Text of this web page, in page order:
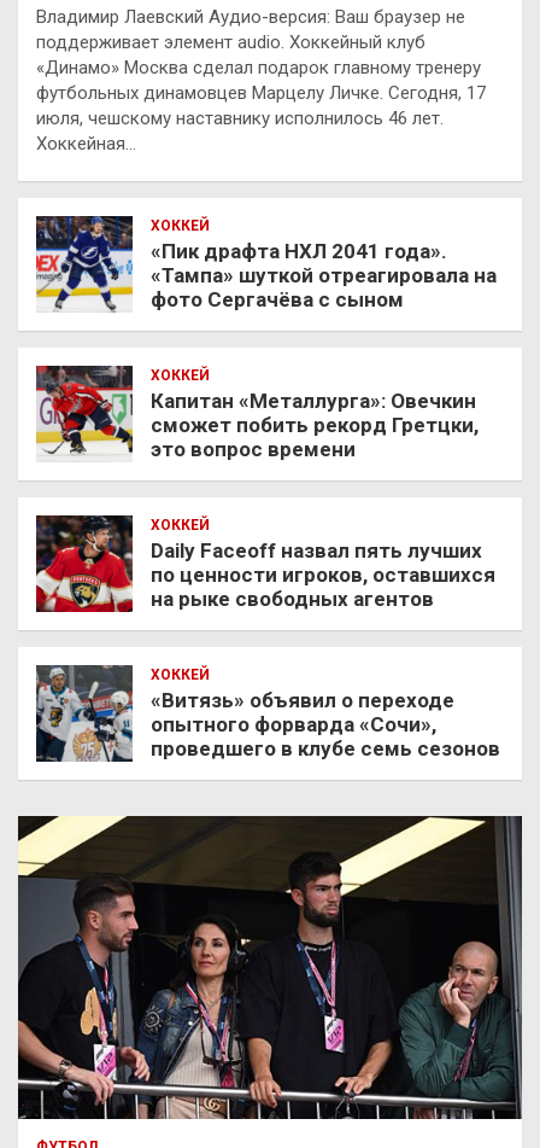
Владимир Лаевский Аудио-версия: Ваш браузер не
поддерживает элемент audio. Хоккейный клуб
«Динамо» Москва сделал подарок главному тренеру
футбольных динамовцев Марцелу Личке. Сегодня, 17
июля, чешскому наставнику исполнилось 46 лет.
Хоккейная…
ХОККЕЙ
«Пик драфта НХЛ 2041 года».
«Тампа» шуткой отреагировала на
фото Сергачёва с сыном
ХОККЕЙ
Капитан «Металлурга»: Овечкин
сможет побить рекорд Гретцки,
это вопрос времени
ХОККЕЙ
Daily Faceoff назвал пять лучших
по ценности игроков, оставшихся
на рыке свободных агентов
ХОККЕЙ
«Витязь» объявил о переходе
опытного форварда «Сочи»,
проведшего в клубе семь сезонов